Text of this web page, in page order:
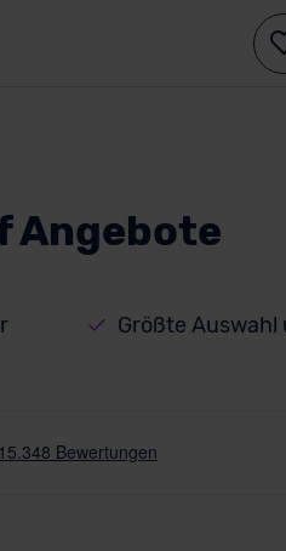
Angebote
Größte